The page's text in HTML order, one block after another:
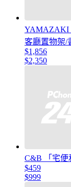
YAMAZAKI
客廳置物架/
$1,856
$2,350
C&B 「宅便
$459
$999